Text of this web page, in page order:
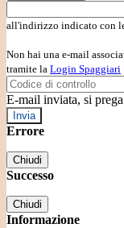
all'indirizzo indicato con
Non hai una e-mail
tramite la Login Spaggiari
E-mail inviata, si
Errore
Chiudi
Successo
Chiudi
Informazione